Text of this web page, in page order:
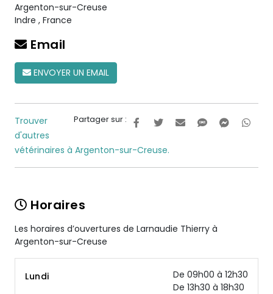
Argenton-sur-Creuse
Indre , France
Email
ENVOYER UN EMAIL
Partager sur :
Trouver
d'autres
vétérinaires à Argenton-sur-Creuse.
Horaires
Les horaires d’ouvertures de Larnaudie Thierry à
Argenton-sur-Creuse
Lundi
De 09h00 à 12h30
De 13h30 à 18h30